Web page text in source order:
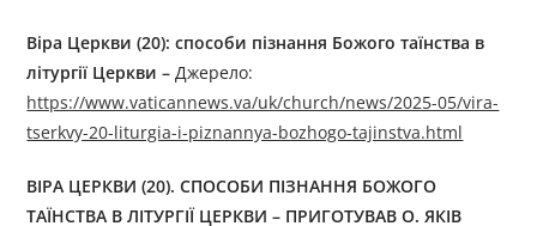
Віра Церкви (20): способи пізнання Божого таїнства в
літургії Церкви–Джерелo:
https://www.vaticannews.va/uk/church/news/2025-05/vira-
tserkvy-20-liturgia-i-piznannya-bozhogo-tajinstva.html
ВІРА ЦЕРКВИ (20). СПОСОБИ ПІЗНАННЯ БОЖОГО
ТАЇНСТВА В ЛІТУРГІЇ ЦЕРКВИ – ПРИГОТУВАВ О. ЯКІВ